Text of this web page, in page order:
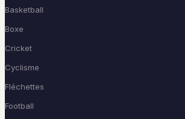
Basketball
Boxe
Cricket
Cyclisme
Fléchettes
Football